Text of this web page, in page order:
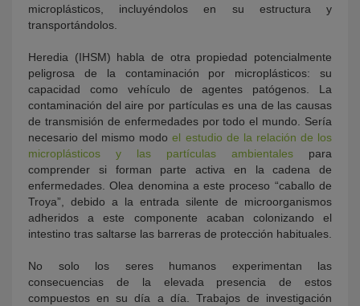
microplásticos, incluyéndolos en su estructura y
transportándolos.
Heredia (IHSM) habla de otra propiedad potencialmente
peligrosa de la contaminación por microplásticos: su
capacidad como vehículo de agentes patógenos. La
contaminación del aire por partículas es una de las causas
de transmisión de enfermedades por todo el mundo. Sería
necesario del mismo modoel estudio de la relación de los
microplásticos y las partículas ambientales para
comprender si forman parte activa en la cadena de
enfermedades. Olea denomina a este proceso “caballo de
Troya”, debido a la entrada silente de microorganismos
adheridos a este componente acaban colonizando el
intestino tras saltarse las barreras de protección habituales.
No solo los seres humanos experimentan las
consecuencias de la elevada presencia de estos
compuestos en su día a día. Trabajos de investigación